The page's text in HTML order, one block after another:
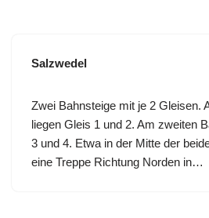
Salzwedel
Zwei Bahnsteige mit je 2 Gleisen.
liegen Gleis 1 und 2. Am zweiten
3 und 4. Etwa in der Mitte der
eine Treppe Richtung Norden in…